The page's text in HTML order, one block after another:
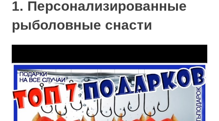
1. Персонализированные
рыболовные снасти